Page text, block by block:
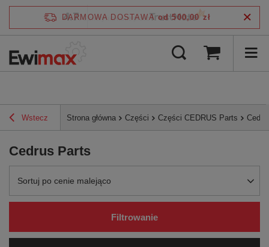
DARMOWA DOSTAWA od 500,00 zł
Wstecz Strona główna Części Części CEDRUS Parts
Cedrus Parts
Zmień sortowanie
Sortuj po cenie malejąco
Filtrowanie
4.7/5 zweryfikowane przez